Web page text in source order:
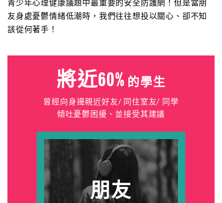
青少年心理健康議題中最重要的安全防護網！但是當朋
友身處憂鬱情緒低潮時，我們往往想投以關心、卻不知
該從何著手！
將近60% 的學生
曾經向身邊親近好友/ 同住室友/ 同學
傾吐憂鬱困擾、並接受其建議
朋友